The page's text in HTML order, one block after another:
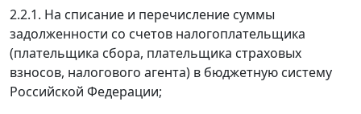
2.2.1. На списание и перечисление суммы
задолженности со счетов налогоплательщика
(плательщика сбора, плательщика страховых
взносов, налогового агента) в бюджетную систему
Российской Федерации;